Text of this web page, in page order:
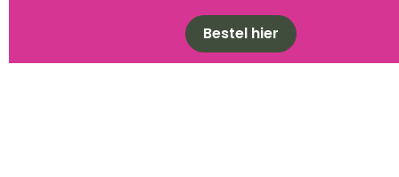
Bestel hier